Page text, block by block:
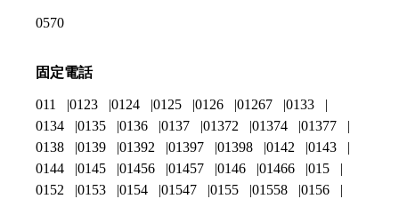
0570
固定電話
011 0123 0124 0125 0126 01267
0133
0134
0135 0136 0137 01372 01374
01377
0138
0139 01392 01397 01398 0142
0143
0144
0145 01456 01457 0146 01466
015
0152
0153 0154 01547 0155 01558
0156